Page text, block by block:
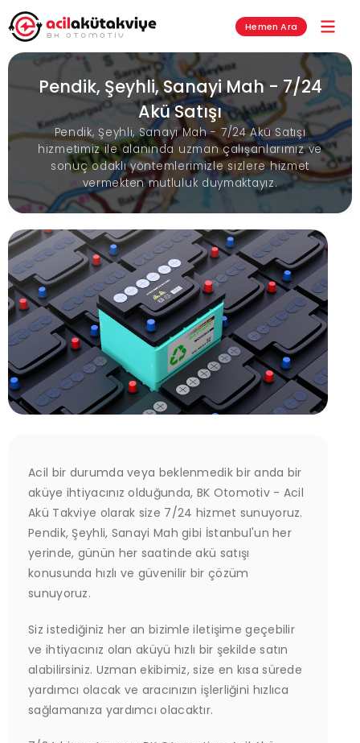
Hemen Ara
Pendik, Şeyhli, Sanayi Mah - 7/24
Akü Satışı
Pendik, Şeyhli, Sanayi Mah - 7/24 Akü Satışı
hizmetimiz ile alanında uzman çalışanlarımız ve
sonuç odaklı yöntemlerimizle sizlere hizmet
vermekten mutluluk duymaktayız.
Acil bir durumda veya beklenmedik bir anda bir
aküye ihtiyacınız olduğunda, BK Otomotiv - Acil
Akü Takviye olarak size 7/24 hizmet sunuyoruz.
Pendik, Şeyhli, Sanayi Mah gibi İstanbul'un her
yerinde, günün her saatinde akü satışı
konusunda hızlı ve güvenilir bir çözüm
sunuyoruz.
Siz istediğiniz her an bizimle iletişime geçebilir
ve ihtiyacınız olan aküyü hızlı bir şekilde satın
alabilirsiniz. Uzman ekibimiz, size en kısa sürede
yardımcı olacak ve aracınızın işlerliğini hızlıca
sağlamanıza yardımcı olacaktır.